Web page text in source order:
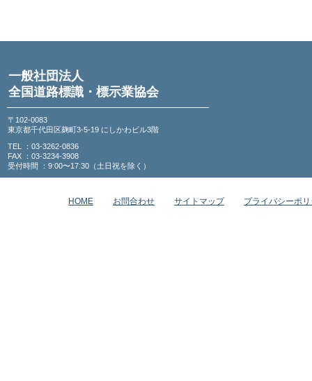
一般社団法人
全国道路標識・標示業協会
〒102-0083
東京都千代田区麹町3-5-19 にしかわビル3階
TEL ：03-3262-0836
FAX ：03-3234-3908
受付時間 ：9:00〜17:30（土日祝を除く）
HOME お問合わせ サイトマップ プライバシーポ